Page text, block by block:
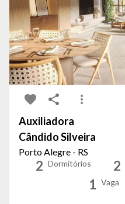
Auxiliadora
Cândido Silveira
Porto Alegre - RS
2 Dormitórios 2
1 Vaga